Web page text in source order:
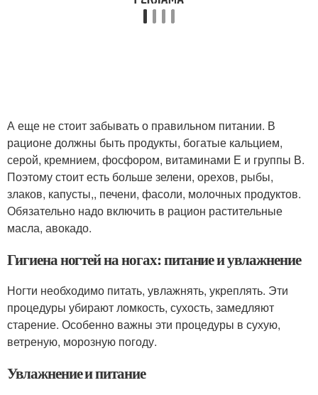
А еще не стоит забывать о правильном питании. В
рационе должны быть продукты, богатые кальцием,
серой, кремнием, фосфором, витаминами Е и группы В.
Поэтому стоит есть больше зелени, орехов, рыбы,
злаков, капусты,, печени, фасоли, молочных продуктов.
Обязательно надо включить в рацион растительные
масла, авокадо.
Гигиена ногтей на ногах: питание и увлажнение
Ногти необходимо питать, увлажнять, укреплять. Эти
процедуры убирают ломкость, сухость, замедляют
старение. Особенно важны эти процедуры в сухую,
ветреную, морозную погоду.
Увлажнение и питание